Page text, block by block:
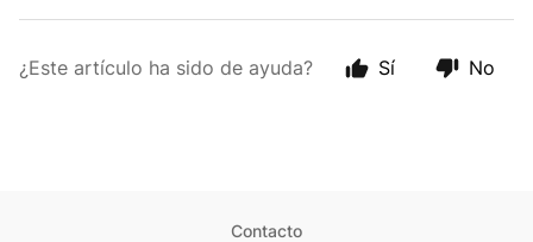
¿Este artículo ha sido de ayuda? Sí No
Contacto